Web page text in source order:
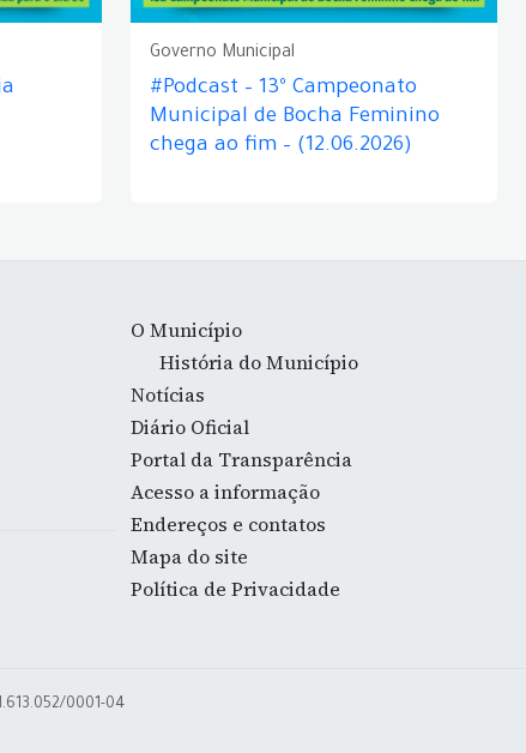
Governo Municipal
#Podcast – 13º Campeonato
Municipal de Bocha Feminino
chega ao fim – (12.06.2026)
O Município
História do Município
Notícias
Diário Oficial
Portal da Transparência
Acesso a informação
Endereços e contatos
Mapa do site
Política de Privacidade
0001-04